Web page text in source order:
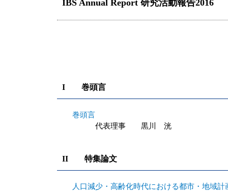
IBS Annual Report 研究活動報告2016
I 巻頭言
巻頭言
代表理事 黒川 洸
II 特集論文
人口減少・高齢化時代における都市・地域計